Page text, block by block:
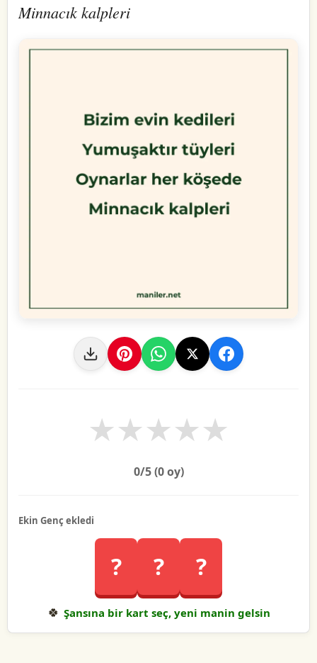
Minnacık kalpleri
★
★
★
★
★
0/5 (0oy)
Ekin Genç ekledi
? ? ?
🍀 Şansına bir kart seç, yeni manin gelsin